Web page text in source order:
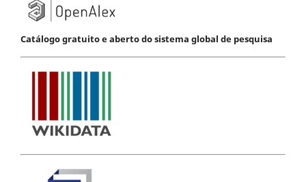
Catálogo gratuito e aberto do sistema global de pesquisa